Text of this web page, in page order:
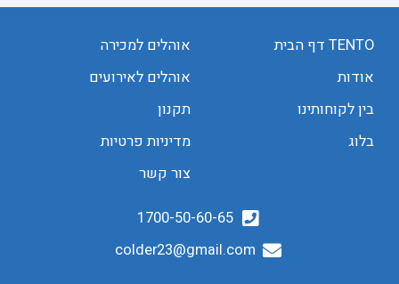
TENTO דף הבית
אודות
בין לקוחותינו
בלוג
אוהלים למכירה
אוהלים לאירועים
תקנון
מדיניות פרטיות
צור קשר
1700-50-60-65
colder23@gmail.com